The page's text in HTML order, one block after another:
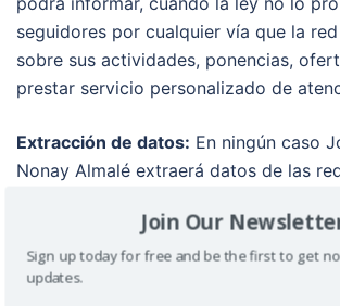
seguidores por cualquier vía que la
sobre sus actividades, ponencias,
prestar servicio personalizado de
Extracción de datos: En ningún caso
Nonay Almalé extraerá datos de las
consentimiento del usuario para ello.
Derechos:
Join Our
Sign up today for free and be the first to get
updates.